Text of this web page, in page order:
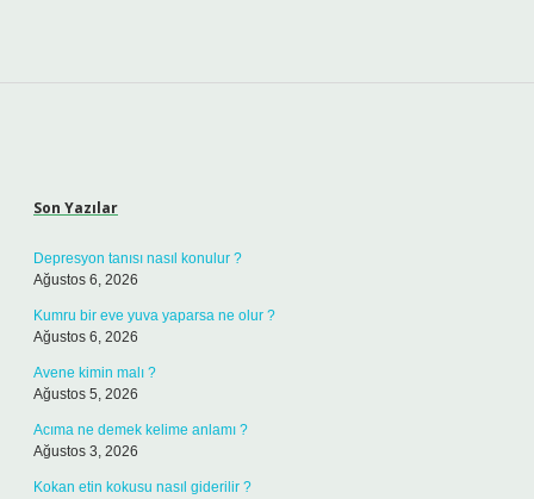
Son Yazılar
Depresyon tanısı nasıl konulur ?
Ağustos 6, 2026
Kumru bir eve yuva yaparsa ne olur ?
Ağustos 6, 2026
Avene kimin malı ?
Ağustos 5, 2026
Acıma ne demek kelime anlamı ?
Ağustos 3, 2026
Kokan etin kokusu nasıl giderilir ?